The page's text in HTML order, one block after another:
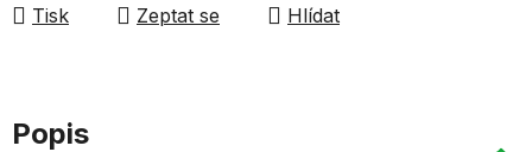
Tisk Zeptat se Hlídat
Popis